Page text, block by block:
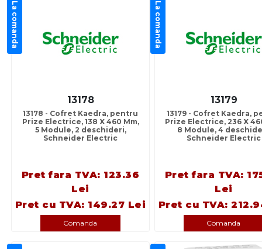
La comanda
13178
13178 - Cofret Kaedra, pentru
Prize Electrice, 138 X 460 Mm,
5 Module, 2 deschideri,
Schneider Electric
Pret fara TVA: 123.36
Lei
Pret cu TVA: 149.27 Lei
Comanda
La comanda
13179
13179 - Cofret Kaedra,
Prize Electrice, 236 X
8 Module, 4
Schneider Electric
Pret fara TVA:
Lei
Pret cu TVA:
Comanda